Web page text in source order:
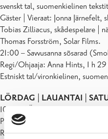
svenskt tal, suomenkielinen
Gäster | Vieraat: Jonna Järnefelt,
Tobias Zilliacus, skådespelare |
Thomas Forsström, Solar Films.
21:00 – Savvusanna sõsarad
Regi/Ohjaaja: Anna Hints, 1 h
Estniskt tal/vironkielinen,
LÖRDAG | LAUANTAI |
10:00 – Östersjön – havet med
Produktion/Tuotanto: Gustav
Rickard Munsterhjelm, 30 min,